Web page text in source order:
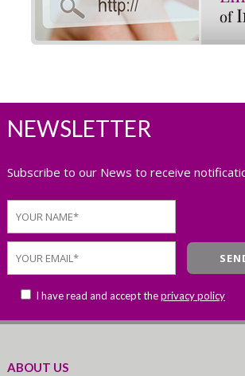
NEWSLETTER
Subscribe to our News to receive
I have read and accept theprivacy policy
ABOUT US